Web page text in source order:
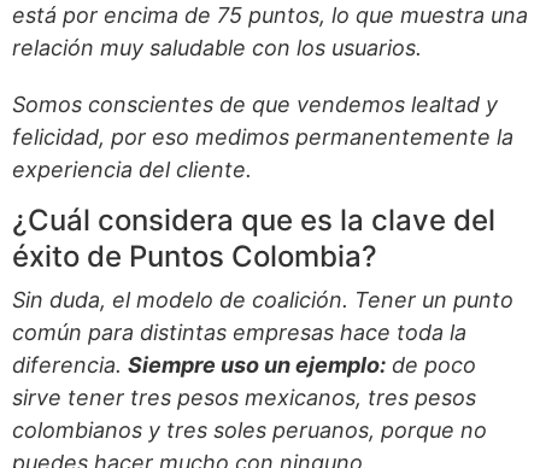
está por encima de 75 puntos, lo que muestra una
relación muy saludable con los usuarios.
Somos conscientes de que vendemos lealtad y
felicidad, por eso medimos permanentemente la
experiencia del cliente.
¿Cuál considera que es la clave del
éxito de Puntos Colombia?
Sin duda, el modelo de coalición. Tener un punto
común para distintas empresas hace toda la
diferencia. Siempre uso un ejemplo: de poco
sirve tener tres pesos mexicanos, tres pesos
colombianos y tres soles peruanos, porque no
puedes hacer mucho con ninguno.